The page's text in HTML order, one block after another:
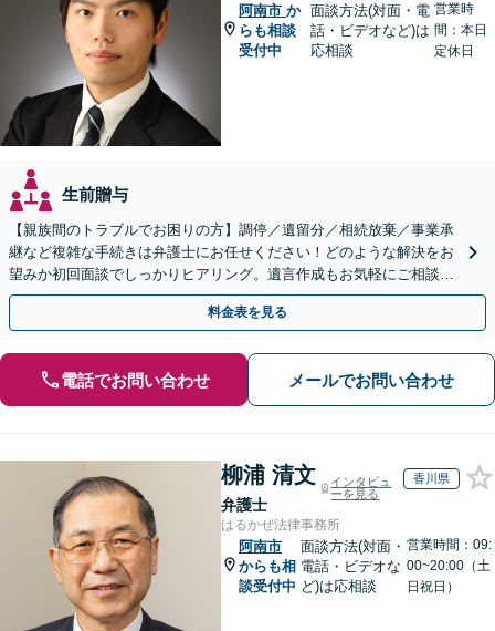
阿南市 か
らも相談
受付中
面談方法(対面・電
話・ビデオなど)は
応相談
営業時
間：本日
定休日
生前贈与
【親族間のトラブルでお困りの方】調停／遺留分／相続放棄／事業承
継など複雑な手続きは弁護士にお任せください！どのような解決をお
望みか初回面談でしっかりヒアリング。遺言作成もお気軽にご相談く
ださい。
料金表を見る
電話でお問い合わせ メールでお問い合わせ
柳浦 清文
弁護士
インタビュ
ーを見る
香川県
はるかぜ法律事務所
阿南市
からも相
談受付中
面談方法(対面・
電話・ビデオな
ど)は応相談
営業時間：09:
00~20:00（土
日祝日）